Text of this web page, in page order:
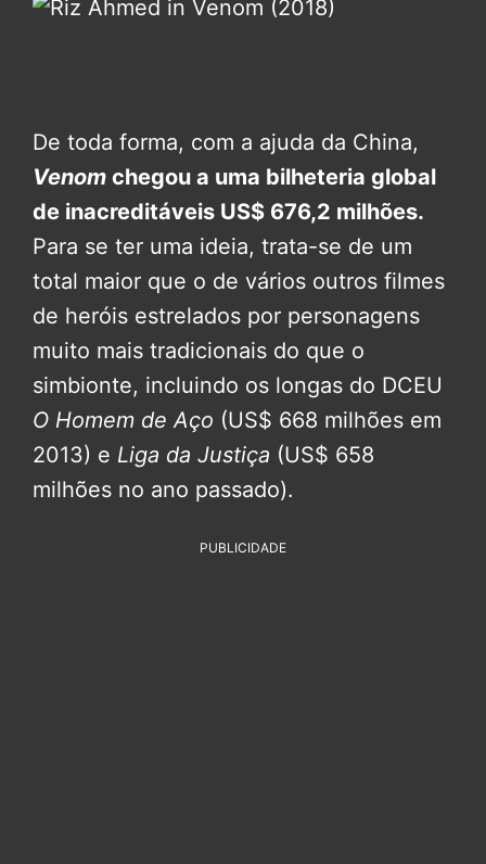
De toda forma, com a ajuda da China,
Venom chegou a uma bilheteria global
de inacreditáveis US$ 676,2 milhões.
Para se ter uma ideia, trata-se de um
total maior que o de vários outros filmes
de heróis estrelados por personagens
muito mais tradicionais do que o
simbionte, incluindo os longas do DCEU
O Homem de Aço (US$ 668 milhões em
2013) e Liga da Justiça (US$ 658
milhões no ano passado).
PUBLICIDADE